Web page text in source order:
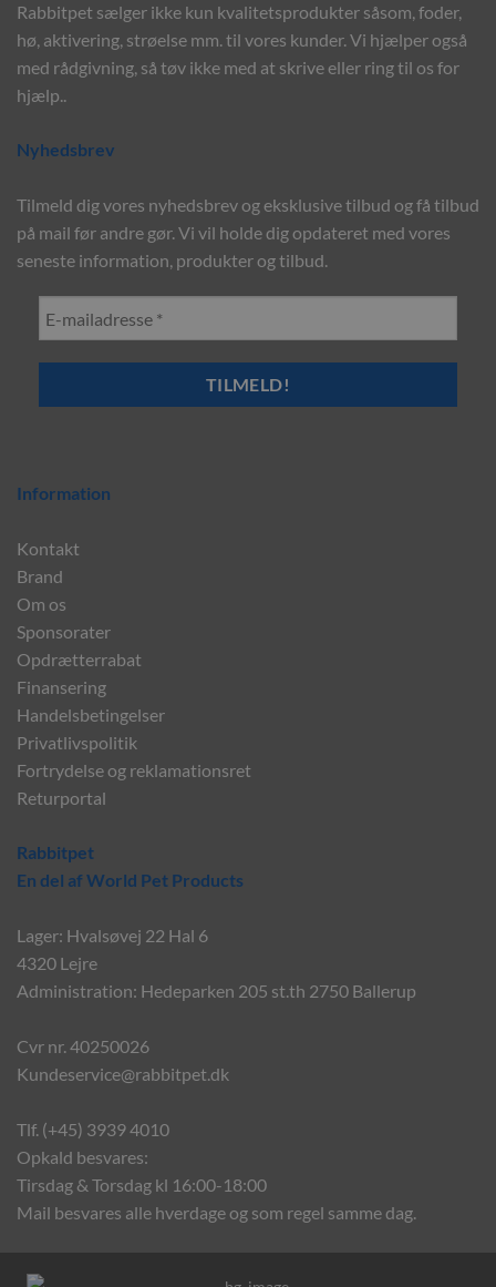
Rabbitpet sælger ikke kun kvalitetsprodukter såsom, foder,
hø, aktivering, strøelse mm. til vores kunder. Vi hjælper også
med rådgivning, så tøv ikke med at skrive eller ring til os for
hjælp..
Nyhedsbrev
Tilmeld dig vores nyhedsbrev og eksklusive tilbud og få tilbud
på mail før andre gør. Vi vil holde dig opdateret med vores
seneste information, produkter og tilbud.
Information
Kontakt
Brand
Om os
Sponsorater
Opdrætterrabat
Finansering
Handelsbetingelser
Privatlivspolitik
Fortrydelse og reklamationsret
Returportal
Rabbitpet
En del af World Pet Products
Lager: Hvalsøvej 22 Hal 6
4320 Lejre
Administration: Hedeparken 205 st.th 2750 Ballerup
Cvr nr. 40250026
Kundeservice@rabbitpet.dk
Tlf. (+45) 3939 4010
Opkald besvares:
Tirsdag & Torsdag kl 16:00-18:00
Mail besvares alle hverdage og som regel samme dag.